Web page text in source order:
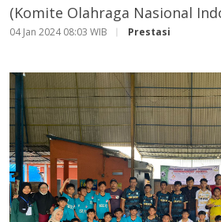
(Komite Olahraga Nasional
04 Jan 2024 08:03 WIB Prestasi